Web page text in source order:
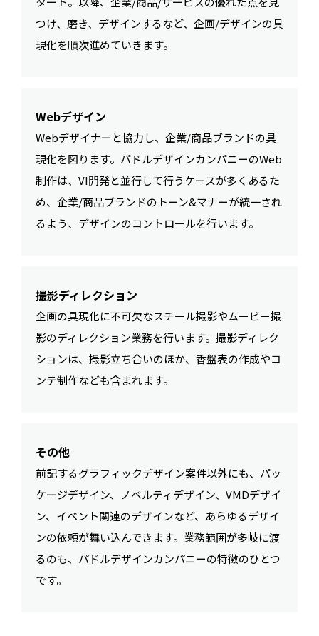
つけ、磨き、デザインするなど、企画/デザインの具
現化を順次進めていきます。
Webデザイン
Webデザイナーと協力し、企業/商品ブランドの具
現化を図ります。パドルデザインカンパニーのWeb
制作は、VI開発と並行して行うケースが多くあるた
め、企業/商品ブランドのトーン&マナーが統一され
るよう、デザインのコントロールを行います。
撮影ディレクション
企画の具現化に不可欠なスチール撮影やムービー撮
影のディレクション業務を行います。撮影ディレク
ションは、撮影立ち合いのほか、香盤表の作成やコ
ンテ制作なども含まれます。
その他
前記するグラフィックデザイン案件以外にも、パッ
ケージデザイン、ノベルティデザイン、VMDデザイ
ン、イベント関連のデザインなど、あらゆるデザイ
ンの依頼が舞い込んできます。業務範囲が多岐に渡
るのも、パドルデザインカンパニーの特徴のひとつ
です。